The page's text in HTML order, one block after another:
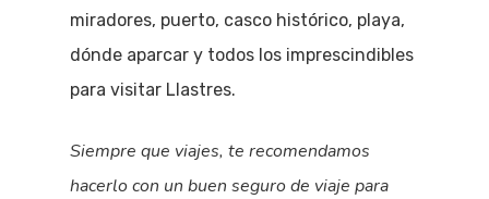
miradores, puerto, casco histórico, playa,
dónde aparcar y todos los imprescindibles
para visitar Llastres.
Siempre que viajes, te recomendamos
hacerlo con un buen seguro de viaje para